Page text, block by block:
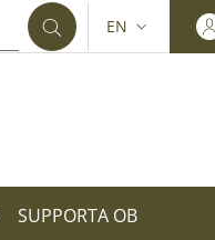
LANGUAGE
EN
SUPPORTA OB